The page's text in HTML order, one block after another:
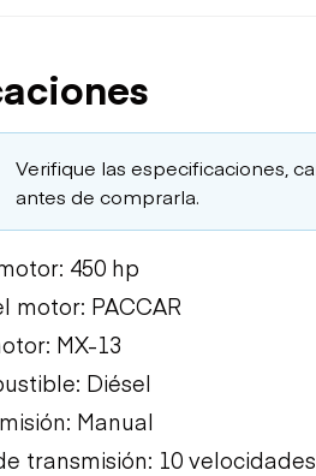
Verifique las especificaciones,
antes de comprarla.
450 hp
motor: PACCAR
MX-13
Diésel
Manual
transmisión: 10 velocidades